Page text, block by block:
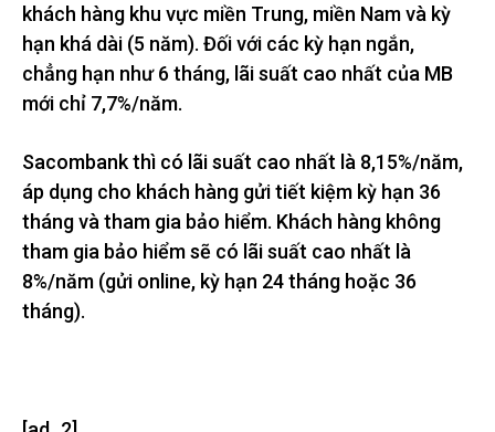
khách hàng khu vực miền Trung, miền Nam và kỳ
hạn khá dài (5 năm). Đối với các kỳ hạn ngắn,
chẳng hạn như 6 tháng, lãi suất cao nhất của MB
mới chỉ 7,7%/năm.
Sacombank thì có lãi suất cao nhất là 8,15%/năm,
áp dụng cho khách hàng gửi tiết kiệm kỳ hạn 36
tháng và tham gia bảo hiểm. Khách hàng không
tham gia bảo hiểm sẽ có lãi suất cao nhất là
8%/năm (gửi online, kỳ hạn 24 tháng hoặc 36
tháng).